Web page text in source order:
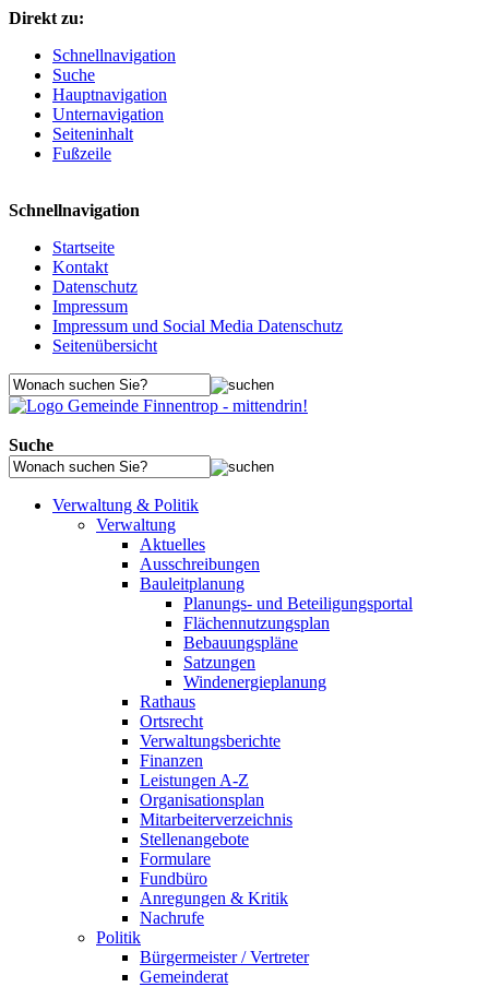
Direkt zu:
Schnellnavigation
Suche
Hauptnavigation
Unternavigation
Seiteninhalt
Fußzeile
Schnellnavigation
Startseite
Kontakt
Datenschutz
Impressum
Impressum und Social Media Datenschutz
Seitenübersicht
Suche
Verwaltung & Politik
Verwaltung
Aktuelles
Ausschreibungen
Bauleitplanung
Planungs- und Beteiligungsportal
Flächennutzungsplan
Bebauungspläne
Satzungen
Windenergieplanung
Rathaus
Ortsrecht
Verwaltungsberichte
Finanzen
Leistungen A-Z
Organisationsplan
Mitarbeiterverzeichnis
Stellenangebote
Formulare
Fundbüro
Anregungen & Kritik
Nachrufe
Politik
Bürgermeister / Vertreter
Gemeinderat